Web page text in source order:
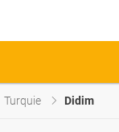
Turquie Didim